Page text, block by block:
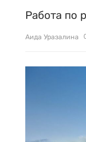
Работа по
Аида Уразалина